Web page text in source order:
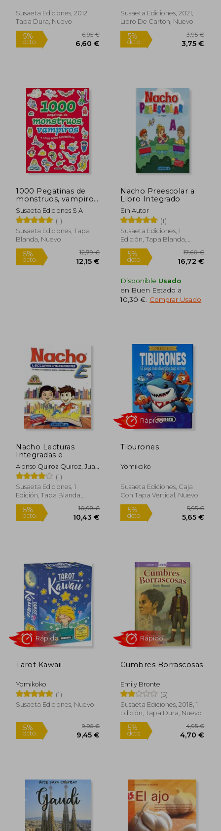
5%
dcto. 1,85 €
5%
dcto.
Susaeta Ediciones, 2012,
Tapa Dura, Nuevo
dcto.
Rápido
Susaeta Ediciones, 2021,
Libro De Cartón, Nuevo
5%
dcto.
Rápido
1000 Pegatinas de
monstruos, vampiros
y otros seres
fantásticos
Susaeta Ediciones S A
(1)
Susaeta Ediciones, Tapa
Blanda, Nuevo
5%
dcto.
12,79 €
12,15 €
Nacho Preescolar a
Libro Integrado
Sin Autor
(1)
Susaeta Ediciones, 1
Edición, Tapa Blanda,
Nuevo
5%
dcto.
Disponible Usado
en Buen Estado a
10,30 € Comprar Usado
Nacho Lecturas
Integradas e
Alonso Quiroz Quiroz, Juan
David Salazar Duque,
Alejandra González
Harreara
(1)
Susaeta Ediciones, 1
Edición, Tapa Blanda,
Nuevo
Tiburones
Yomikoko
Susaeta Ediciones, Caja
Con Tapa Vertical, Nuevo
Tarot Kawaii
Yomikoko
(1)
Susaeta Ediciones, Nuevo
Cumbres Borrascosas
Emily Bronte
(5)
Susaeta Ediciones, 2018, 1
Edición, Tapa Dura, Nuevo